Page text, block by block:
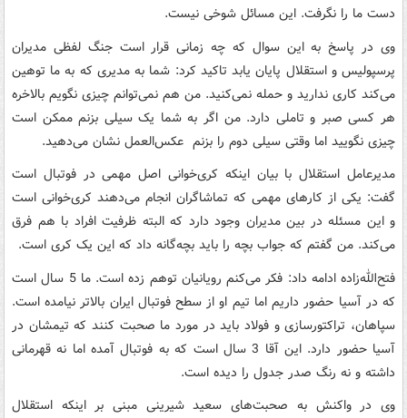
دست ما را نگرفت. این مسائل شوخی نیست.
وی در پاسخ به این سوال که چه زمانی قرار است جنگ لفظی مدیران
پرسپولیس و استقلال پایان یابد تاکید کرد: شما به مدیری که به ما توهین
می‌کند کاری ندارید و حمله نمی‌کنید. من هم نمی‌توانم چیزی نگویم بالاخره
هر کسی صبر و تاملی دارد. من اگر به شما یک سیلی بزنم ممکن است
چیزی نگویید اما وقتی سیلی دوم را بزنم عکس‌العمل نشان می‌دهید.
مدیرعامل استقلال با بیان اینکه کری‌خوانی اصل مهمی در فوتبال است
گفت: یکی از کارهای مهمی که تماشاگران انجام می‌دهند کری‌خوانی است
و این مسئله در بین مدیران وجود دارد که البته ظرفیت افراد با هم فرق
می‌کند. من گفتم که جواب بچه را باید بچه‌گانه داد که این یک کری است.
فتح‌الله‌زاده ادامه داد: فکر می‌کنم رویانیان توهم زده است. ما 5 سال است
که در آسیا حضور داریم اما تیم او از سطح فوتبال ایران بالاتر نیامده است.
سپاهان، تراکتورسازی و فولاد باید در مورد ما صحبت کنند که تیمشان در
آسیا حضور دارد. این آقا 3 سال است که به فوتبال آمده اما نه قهرمانی
داشته و نه رنگ صدر جدول را دیده است.
وی در واکنش به صحبت‌های سعید شیرینی مبنی بر اینکه استقلال